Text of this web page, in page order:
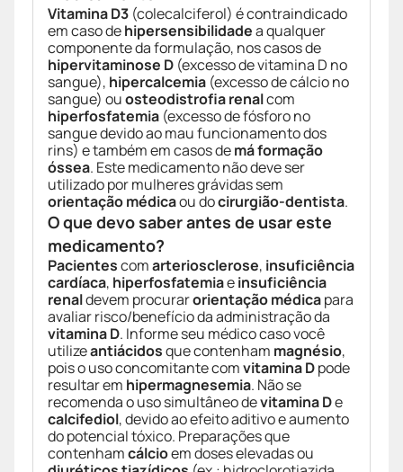
Vitamina D3 (colecalciferol) é contraindicado
em caso dehipersensibilidadea qualquer
componente da formulação, nos casos de
hipervitaminose D (excesso de vitamina D no
sangue), hipercalcemia (excesso de cálcio no
sangue) ouosteodistrofia renalcom
hiperfosfatemia (excesso de fósforo no
sangue devido ao mau funcionamento dos
rins) e também em casos demá formação
óssea. Este medicamento não deve ser
utilizado por mulheres grávidas sem
orientação médicaou docirurgião-dentista.
O que devo saber antes de usar este
medicamento?
Pacientescomarteriosclerose, insuficiência
cardíaca, hiperfosfatemiaeinsuficiência
renaldevem procurarorientação médicapara
avaliar risco/benefício da administração da
vitamina D. Informe seu médico caso você
utilizeantiácidosque contenham magnésio,
pois o uso concomitante comvitamina Dpode
resultar em hipermagnesemia. Não se
recomenda o uso simultâneo devitamina De
calcifediol, devido ao efeito aditivo e aumento
do potencial tóxico. Preparações que
contenhamcálcioem doses elevadas ou